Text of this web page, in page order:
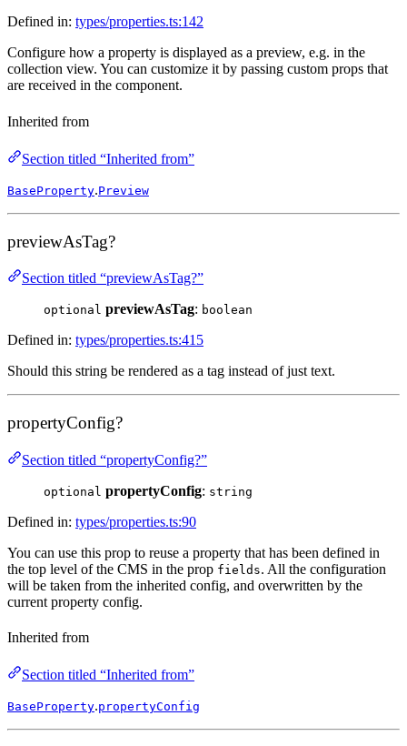
Defined in: types/properties.ts:142
Configure how a property is displayed as a preview, e.g. in the
collection view. You can customize it by passing custom props that
are received in the component.
Inherited from
Section titled “Inherited from”
BaseProperty.Preview
previewAsTag?
Section titled “previewAsTag?”
optional previewAsTag: boolean
Defined in: types/properties.ts:415
Should this string be rendered as a tag instead of just text.
propertyConfig?
Section titled “propertyConfig?”
optional propertyConfig: string
Defined in: types/properties.ts:90
You can use this prop to reuse a property that has been defined in
the top level of the CMS in the prop fields. All the configuration
will be taken from the inherited config, and overwritten by the
current property config.
Inherited from
Section titled “Inherited from”
BaseProperty.propertyConfig